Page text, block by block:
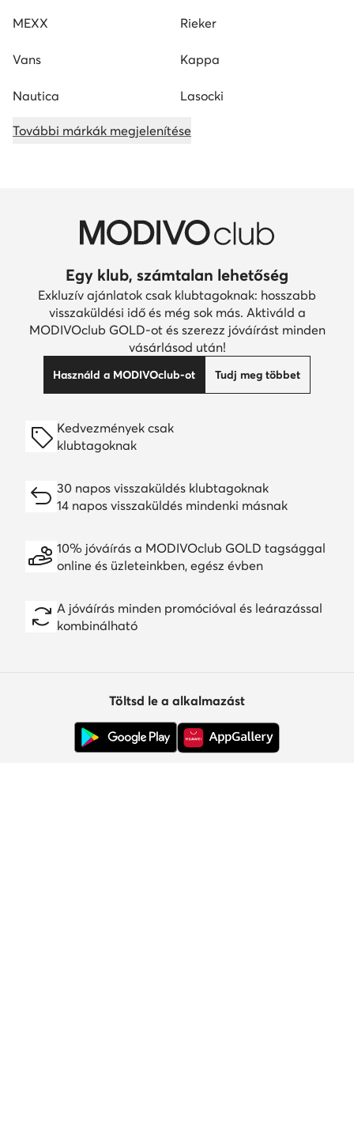
MEXX Rieker
Vans Kappa
Nautica Lasocki
További márkák megjelenítése
Egy klub, számtalan lehetőség
Exkluzív ajánlatok csak klubtagoknak: hosszabb
visszaküldési idő és még sok más. Aktiváld a
MODIVOclub GOLD-ot és szerezz jóváírást minden
vásárlásod után!
Használd a MODIVOclub-ot Tudj meg többet
Kedvezmények csak
klubtagoknak
30 napos visszaküldés klubtagoknak
14 napos visszaküldés mindenki másnak
10% jóváírás a MODIVOclub GOLD tagsággal
online és üzleteinkben, egész évben
A jóváírás minden promócióval és leárazással
kombinálható
Töltsd le a alkalmazást